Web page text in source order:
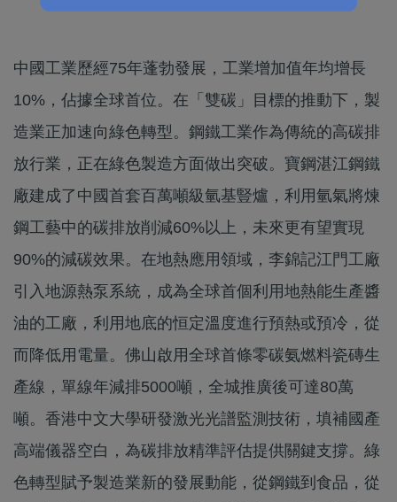
中國工業歷經75年蓬勃發展，工業增加值年均增長
10%，佔據全球首位。在「雙碳」目標的推動下，製
造業正加速向綠色轉型。鋼鐵工業作為傳統的高碳排
放行業，正在綠色製造方面做出突破。寶鋼湛江鋼鐵
廠建成了中國首套百萬噸級氫基豎爐，利用氫氣將煉
鋼工藝中的碳排放削減60%以上，未來更有望實現
90%的減碳效果。在地熱應用領域，李錦記江門工廠
引入地源熱泵系統，成為全球首個利用地熱能生產醬
油的工廠，利用地底的恒定溫度進行預熱或預冷，從
而降低用電量。佛山啟用全球首條零碳氨燃料瓷磚生
產線，單線年減排5000噸，全城推廣後可達80萬
噸。香港中文大學研發激光光譜監測技術，填補國產
高端儀器空白，為碳排放精準評估提供關鍵支撐。綠
色轉型賦予製造業新的發展動能，從鋼鐵到食品，從